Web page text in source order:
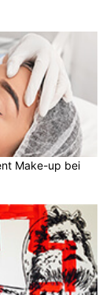
Make-up bei